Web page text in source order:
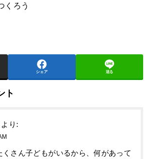
くろう
シェア 送る
ト
より:
くさん子どもがいるから、何があって